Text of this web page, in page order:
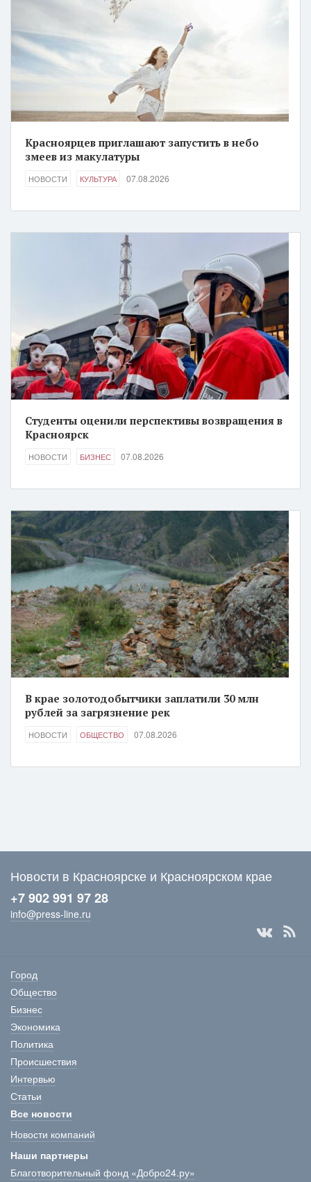
Красноярцев приглашают запустить в небо
змеев из макулатуры
НОВОСТИ КУЛЬТУРА 07.08.2026
Студенты оценили перспективы возвращения в
Красноярск
НОВОСТИ БИЗНЕС 07.08.2026
В крае золотодобытчики заплатили 30 млн
рублей за загрязнение рек
НОВОСТИ ОБЩЕСТВО 07.08.2026
Новости в Красноярске и Красноярском крае
+7 902 991 97 28
info@press-line.ru
Город
Общество
Бизнес
Экономика
Политика
Происшествия
Интервью
Статьи
Все новости
Новости компаний
Наши партнеры
Благотворительный фонд «Добро24.ру»